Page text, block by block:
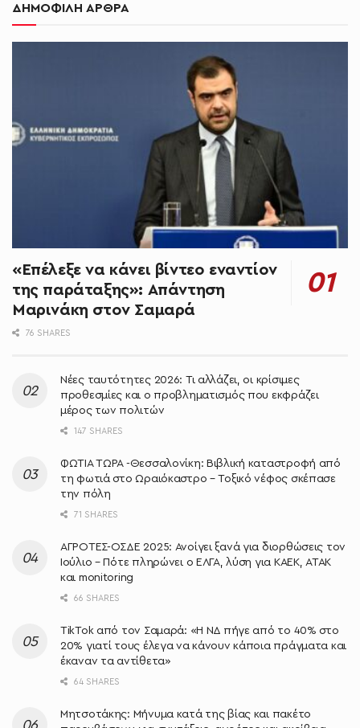
ΔΗΜΟΦΙΛΗ ΑΡΘΡΑ
«Επέλεξε να κάνει βίντεο εναντίον
της παράταξης»: Απάντηση
Μαρινάκη στον Σαμαρά
76 SHARES
Νέες ταυτότητες 2026: Τι αλλάζει, οι κρίσιμες
προθεσμίες και ο προβληματισμός που εκφράζει
μέρος των πολιτών
147 SHARES
ΦΩΤΙΑ ΤΩΡΑ -Θεσσαλονίκη: Βιβλική καταστροφή από
τη φωτιά στο Ωραιόκαστρο – Τοξικό νέφος σκέπασε
την πόλη
71 SHARES
ΑΓΡΟΤΕΣ-ΟΣΔΕ 2025: Ανοίγει ξανά για διορθώσεις τον
Ιούλιο – Πότε πληρώνει ο ΕΛΓΑ, λύση για ΚΑΕΚ, ΑΤΑΚ
και monitoring
66 SHARES
TikTok από τον Σαμαρά: «Η ΝΔ πήγε από το 40% στο
20% γιατί τους έλεγα να κάνουν κάποια πράγματα και
έκαναν τα αντίθετα»
64 SHARES
Μητσοτάκης: Μήνυμα κατά της βίας και πακέτο